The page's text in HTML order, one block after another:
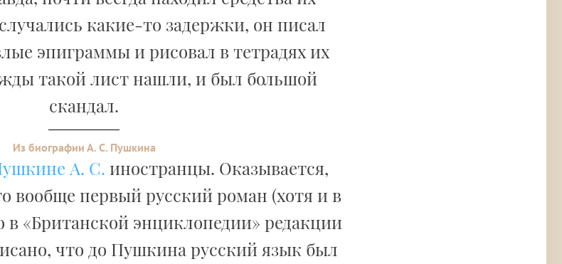
какие-то задержки, он писал
эпиграммы и рисовал в тетрадях их
такой лист нашли, и был большой
скандал.
Из биографии А. С. Пушкина
А. С. иностранцы. Оказывается,
вообще первый русский роман (хотя и в
в «Британской энциклопедии» редакции
что до Пушкина русский язык был